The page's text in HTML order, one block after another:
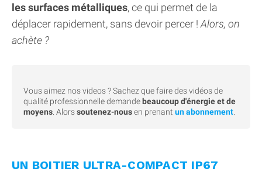
les surfaces métalliques, ce qui permet de la
déplacer rapidement, sans devoir percer ! Alors, on
achète ?
Vous aimez nos videos ? Sachez que faire des vidéos de
qualité professionnelle demande beaucoup d'énergie et de
moyens . Alorssoutenez-nousen prenant un abonnement
UN BOITIER ULTRA-COMPACT IP67